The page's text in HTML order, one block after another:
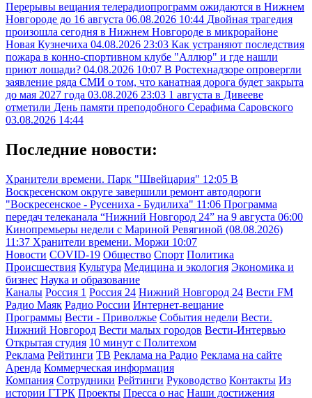
Перерывы вещания телерадиопрограмм ожидаются в Нижнем
Новгороде до 16 августа 06.08.2026 10:44 Двойная трагедия
произошла сегодня в Нижнем Новгороде в микрорайоне
Новая Кузнечиха 04.08.2026 23:03 Как устраняют последствия
пожара в конно-спортивном клубе "Аллюр" и где нашли
приют лошади? 04.08.2026 10:07 В Ростехнадзоре опровергли
заявление ряда СМИ о том, что канатная дорога будет закрыта
до мая 2027 года 03.08.2026 23:03 1 августа в Дивееве
отметили День памяти преподобного Серафима Саровского
03.08.2026 14:44
Последние новости:
Хранители времени. Парк "Швейцария" 12:05 В
Воскресенском округе завершили ремонт автодороги
"Воскресенское - Русениха - Будилиха" 11:06 Программа
передач телеканала “Нижний Новгород 24” на 9 августа 06:00
Кинопремьеры недели с Мариной Ревягиной (08.08.2026)
11:37 Хранители времени. Моржи 10:07
Новости COVID-19 Общество Спорт Политика
Происшествия Культура Медицина и экология Экономика и
бизнес Наука и образование
Каналы Россия 1 Россия 24 Нижний Новгород 24 Вести FM
Радио Маяк Радио России Интернет-вещание
Программы Вести - Приволжье События недели Вести.
Нижний Новгород Вести малых городов Вести-Интервью
Открытая студия 10 минут с Политехом
Реклама Рейтинги ТВ Реклама на Радио Реклама на сайте
Аренда Коммерческая информация
Компания Сотрудники Рейтинги Руководство Контакты Из
истории ГТРК Проекты Пресса о нас Наши достижения